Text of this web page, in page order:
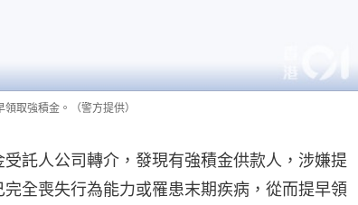
取強積金。（警方提供）
託人公司轉介，發現有強積金供款人，涉嫌提
全喪失行為能力或罹患末期疾病，從而提早領